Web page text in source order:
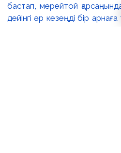
бастап, мерейтой
дейінгі әр кезеңді бір